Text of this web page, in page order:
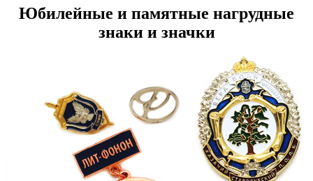
Юбилейные и памятные нагрудные
знаки и значки